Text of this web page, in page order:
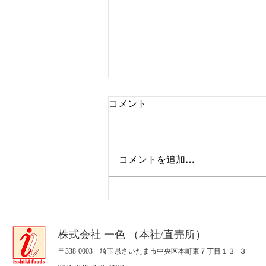
8月のスケジュール
コメント
コメントを追加…
​株式会社 一色 （本社/直売所）
〒338-0003 埼玉県さいたま市中央区本町東７丁目１３−３